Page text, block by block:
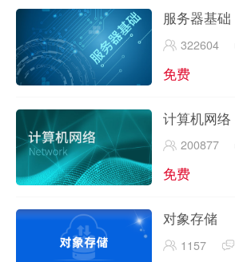
服务器基础
322604
免费
计算机网络
200877
免费
对象存储
1157